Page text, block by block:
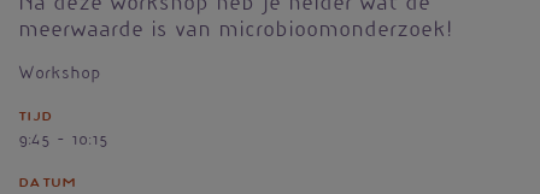
Na deze workshop heb je helder wat de
meerwaarde is van microbioomonderzoek!
Workshop
Tijd
9:45 - 10:15
Datum